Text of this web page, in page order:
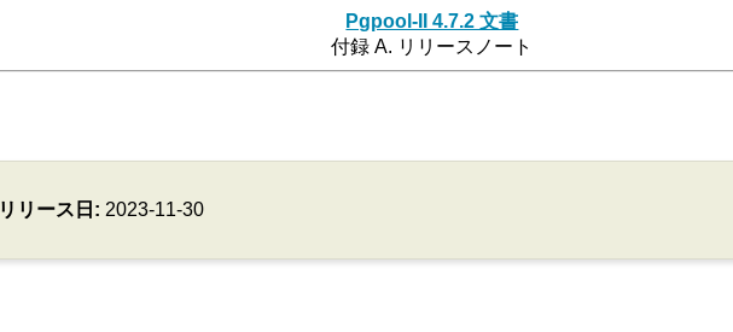
Pgpool-II 4.7.2 文書
付録 A. リリースノート
リリース日: 2023-11-30